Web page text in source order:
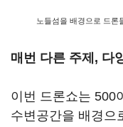
노들섬을 배경으로 드론
매번 다른 주제, 다
이번 드론쇼는 500
수변공간을 배경으